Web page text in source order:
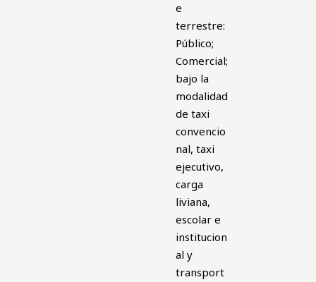
e
terrestre:
Público;
Comercial;
bajo la
modalidad
de taxi
convencio
nal, taxi
ejecutivo,
carga
liviana,
escolar e
institucion
al y
transport